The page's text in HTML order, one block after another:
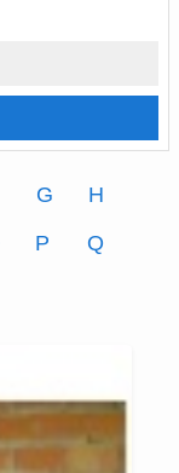
G
H
P
Q